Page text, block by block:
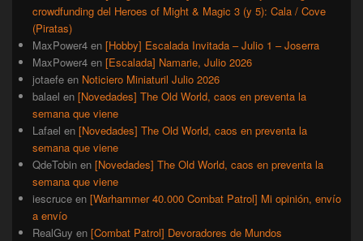
crowdfunding del Heroes of Might & Magic 3 (y 5): Cala / Cove
(Piratas)
MaxPower4 en [Hobby] Escalada Invitada – Julio 1 – Joserra
MaxPower4 en [Escalada] Namarie, Julio 2026
jotaefe en Noticiero Miniaturil Julio 2026
balael en [Novedades] The Old World, caos en preventa la
semana que viene
Lafael en [Novedades] The Old World, caos en preventa la
semana que viene
QdeTobin en [Novedades] The Old World, caos en preventa la
semana que viene
iescruce en [Warhammer 40.000 Combat Patrol] Mi opinión, envío
a envío
RealGuy en [Combat Patrol] Devoradores de Mundos